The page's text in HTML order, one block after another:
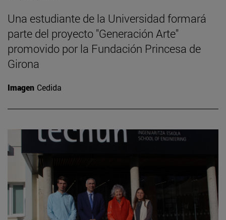
Una estudiante de la Universidad formará
parte del proyecto "Generación Arte"
promovido por la Fundación Princesa de
Girona
Imagen Cedida